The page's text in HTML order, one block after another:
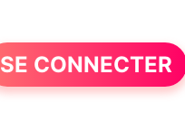
SE CONNECTER